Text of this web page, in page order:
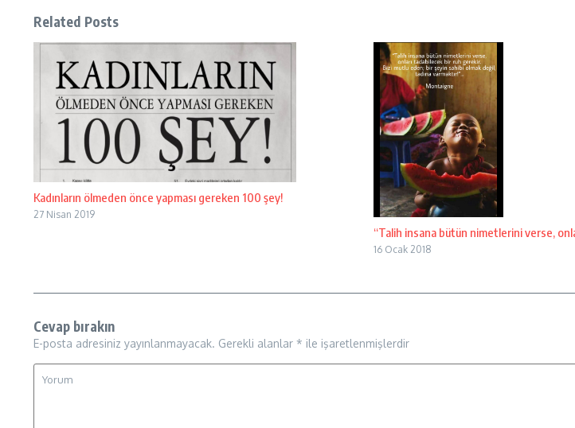
Related Posts
Kadınların ölmeden önce yapması gereken 100 şey!
27 Nisan 2019
“Talih insana bütün nimetlerini verse,
16 Ocak 2018
Cevap bırakın
E-posta adresiniz yayınlanmayacak. Gerekli alanlar * ile işaretlenmişlerdir